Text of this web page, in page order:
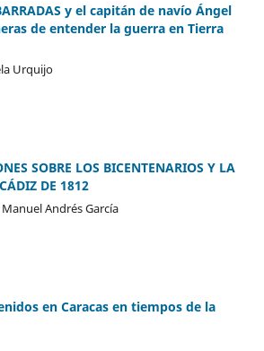
y el capitán de navío Ángel
de entender la guerra en Tierra
Urquijo
SOBRE LOS BICENTENARIOS Y LA
DE 1812
Andrés García
en Caracas en tiempos de la